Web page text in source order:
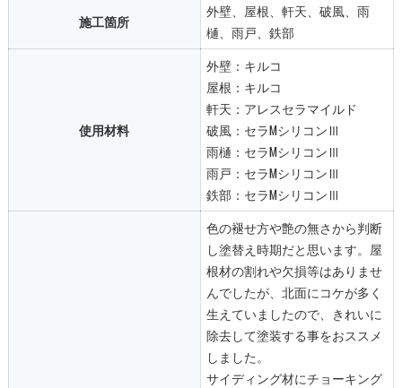
施工箇所
外壁、屋根、軒天、破風、雨
樋、雨戸、鉄部
使用材料
外壁：キルコ
屋根：キルコ
軒天：アレスセラマイルド
破風：セラMシリコンⅢ
雨樋：セラMシリコンⅢ
雨戸：セラMシリコンⅢ
鉄部：セラMシリコンⅢ
色の褪せ方や艶の無さから判断
し塗替え時期だと思います。屋
根材の割れや欠損等はありませ
んでしたが、北面にコケが多く
生えていましたので、きれいに
除去して塗装する事をおススメ
しました。
サイディング材にチョーキング